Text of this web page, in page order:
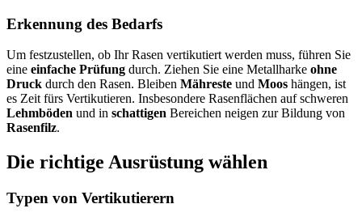
Erkennung des Bedarfs
Um festzustellen, ob Ihr Rasen vertikutiert werden muss, führen Sie
eine einfache Prüfung durch. Ziehen Sie eine Metallharke ohne
Druck durch den Rasen. Bleiben Mähreste und Moos hängen, ist
es Zeit fürs Vertikutieren. Insbesondere Rasenflächen auf schweren
Lehmböden und in schattigen Bereichen neigen zur Bildung von
Rasenfilz.
Die richtige Ausrüstung wählen
Typen von Vertikutierern